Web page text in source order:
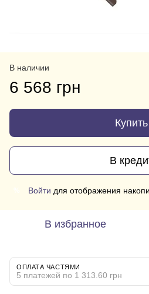
В наличии
6 568 грн
Купить
В
Войти для отображения
В избранное
ОПЛАТА ЧАСТЯМИ
5 платежей по 1 313.60 грн